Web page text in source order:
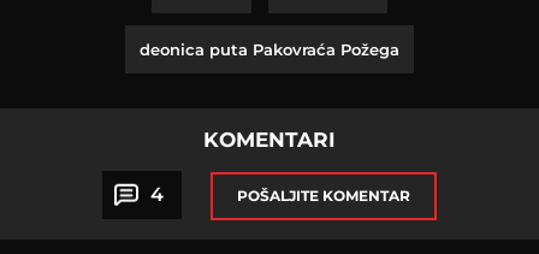
deonica puta Pakovraća Požega
KOMENTARI
4 POŠALJITE KOMENTAR